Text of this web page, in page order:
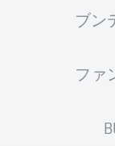
ブン
ファ